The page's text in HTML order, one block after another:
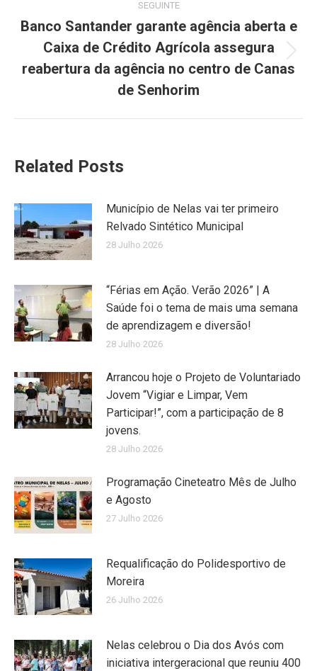
SEGUINTE
Next
post:
Banco Santander garante agência aberta e
Caixa de Crédito Agrícola assegura
reabertura da agência no centro de Canas
de Senhorim
Related Posts
Município de Nelas vai ter primeiro
Relvado Sintético Municipal
28 Julho 2026
“Férias em Ação. Verão 2026” | A
Saúde foi o tema de mais uma semana
de aprendizagem e diversão!
28 Julho 2026
Arrancou hoje o Projeto de Voluntariado
Jovem “Vigiar e Limpar, Vem
Participar!”, com a participação de 8
jovens.
28 Julho 2026
Programação Cineteatro Mês de Julho
e Agosto
27 Julho 2026
Requalificação do Polidesportivo de
Moreira
26 Julho 2026
Nelas celebrou o Dia dos Avós com
iniciativa intergeracional que reuniu 400